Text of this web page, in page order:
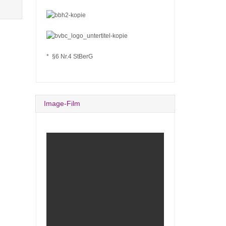
* §6 Nr.4 StBerG
Image-Film